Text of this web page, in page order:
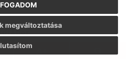
megváltoztatása
10. JÚN 2023